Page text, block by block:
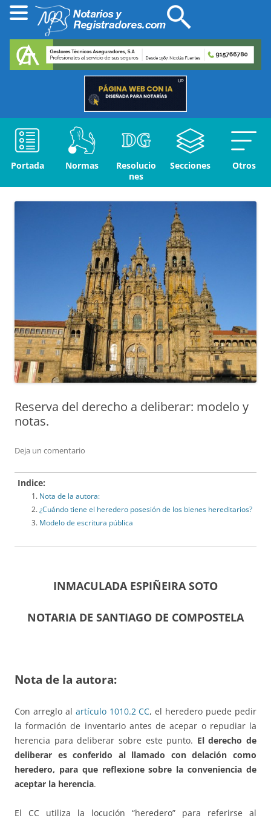
Portada Normas
Resolucio
nes
Secciones Otros
Reserva del derecho a deliberar: modelo y
notas.
Deja un comentario
Indice:
Nota de la autora:
¿Cuándo tiene el heredero posesión de los bienes hereditarios?
Modelo de escritura pública
INMACULADA ESPIÑEIRA SOTO
NOTARIA DE SANTIAGO DE COMPOSTELA
Nota de la autora:
Con arreglo al artículo 1010.2 CC, el heredero puede pedir
la formación de inventario antes de acepar o repudiar la
herencia para deliberar sobre este punto. El derecho de
deliberar es conferido al llamado con delación como
heredero, para que reflexione sobre la conveniencia de
aceptar la herencia.
El CC utiliza la locución “heredero” para referirse al